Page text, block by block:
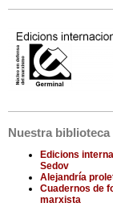
Nuestra biblioteca
Edicions
Sedov
Alejandría
Cuadernos de
marxista